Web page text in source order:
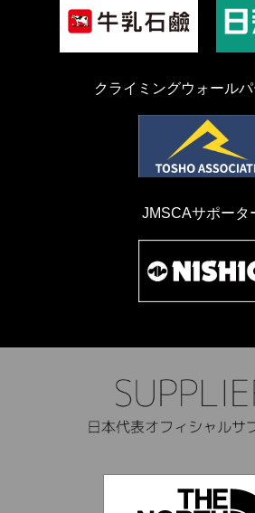
クライミングウォール
JMSCAサポータ